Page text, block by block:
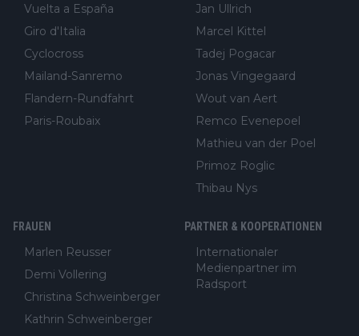
Vuelta a España
Giro d'Italia
Cyclocross
Mailand-Sanremo
Flandern-Rundfahrt
Paris-Roubaix
Jan Ullrich
Marcel Kittel
Tadej Pogacar
Jonas Vingegaard
Wout van Aert
Remco Evenepoel
Mathieu van der Poel
Primoz Roglic
Thibau Nys
FRAUEN
Marlen Reusser
Demi Vollering
Christina Schweinberger
Kathrin Schweinberger
PARTNER & KOOPERATIONEN
Internationaler
Medienpartner im
Radsport